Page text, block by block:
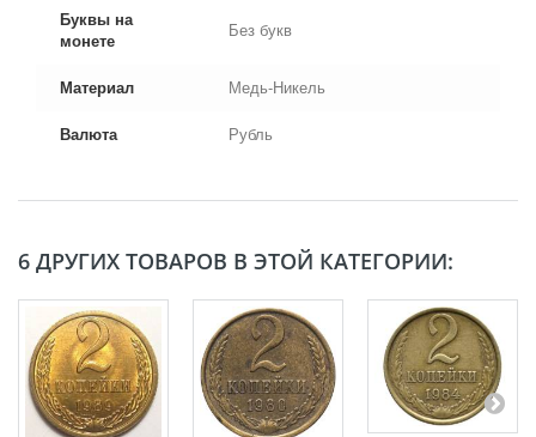
Буквы на
монете
Без букв
Материал Медь-Никель
Валюта Рубль
6 ДРУГИХ ТОВАРОВ В ЭТОЙ КАТЕГОРИИ: